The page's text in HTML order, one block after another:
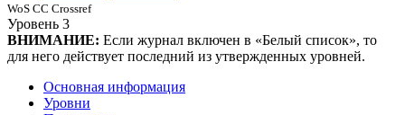
WoS CC Crossref
Уровень 3
ВНИМАНИЕ: Если журнал включен в «Белый список», то
для него действует последний из утвержденных уровней.
Основная информация
Уровни